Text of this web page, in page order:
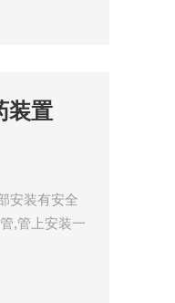
装置
安装有安全
,管上安装一
服了人工配
不足.